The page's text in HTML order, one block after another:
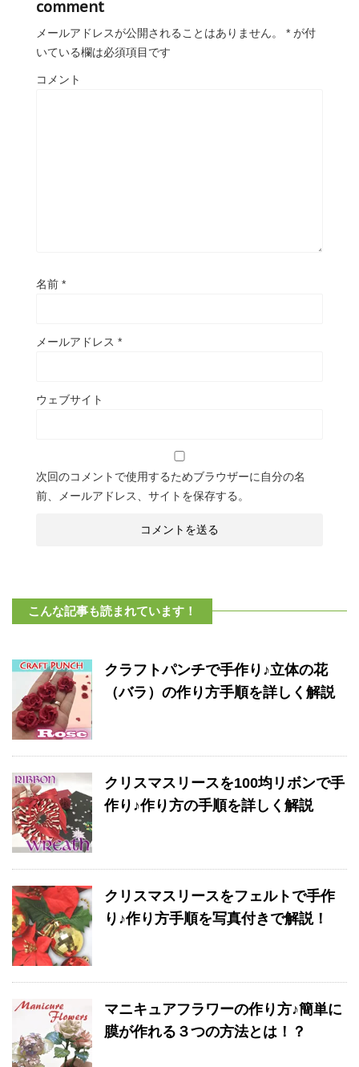
comment
メールアドレスが公開されることはありません。 * が付
いている欄は必須項目です
コメント
名前 *
メールアドレス *
ウェブサイト
次回のコメントで使用するためブラウザーに自分の名
前、メールアドレス、サイトを保存する。
こんな記事も読まれています！
クラフトパンチで手作り♪立体の花
（バラ）の作り方手順を詳しく解説
クリスマスリースを100均リボンで手
作り♪作り方の手順を詳しく解説
クリスマスリースをフェルトで手作
り♪作り方手順を写真付きで解説！
マニキュアフラワーの作り方♪簡単に
膜が作れる３つの方法とは！？